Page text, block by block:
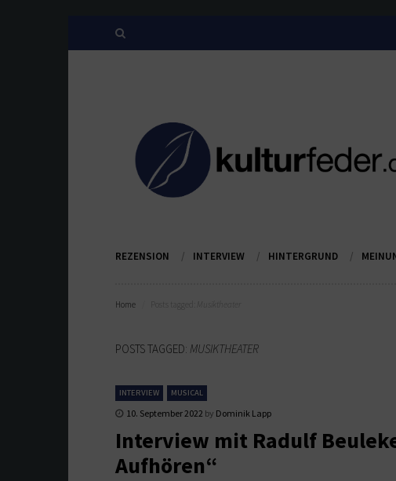
REZENSION INTERVIEW HINTERGRUND
Home
POSTS TAGGED: MUSIKTHEATER
INTERVIEW MUSICAL
10. September 2022 by Dominik Lapp
Interview mit Radulf
Aufhören“